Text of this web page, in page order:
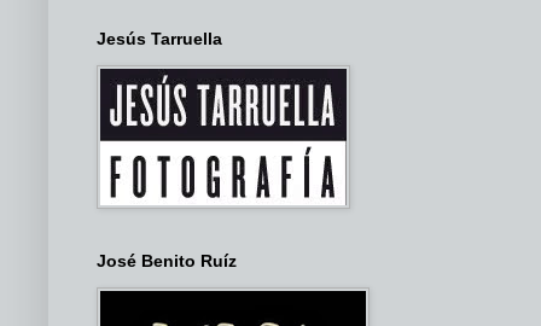
Jesús Tarruella
José Benito Ruíz